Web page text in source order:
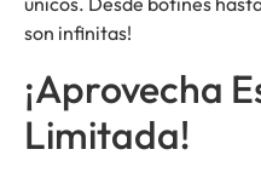
son infinitas!
¡Aprovecha
Limitada!